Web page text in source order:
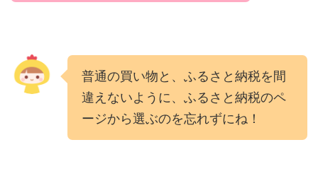
普通の買い物と、ふるさと納税を間
違えないように、ふるさと納税のペ
ージから選ぶのを忘れずにね！